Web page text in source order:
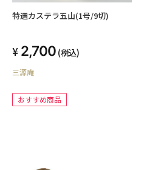
特選カステラ五山(1号/9切)
2,700 (税込)
三源庵
おすすめ商品